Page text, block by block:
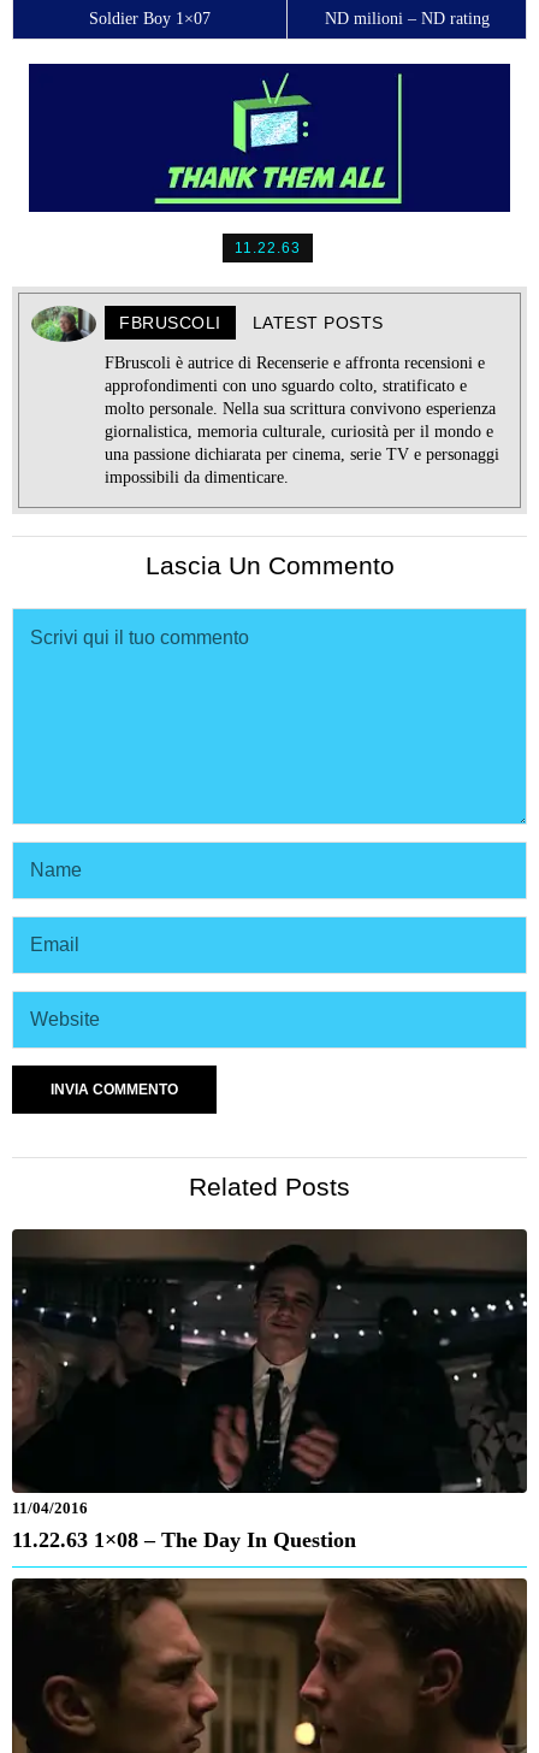
Soldier Boy 1×07 ND milioni – ND rating
11.22.63
FBRUSCOLI LATEST POSTS
FBruscoli è autrice di Recenserie e affronta recensioni e
approfondimenti con uno sguardo colto, stratificato e
molto personale. Nella sua scrittura convivono esperienza
giornalistica, memoria culturale, curiosità per il mondo e
una passione dichiarata per cinema, serie TV e personaggi
impossibili da dimenticare.
Lascia Un Commento
Related Posts
11/04/2016
11.22.63 1×08 – The Day In Question